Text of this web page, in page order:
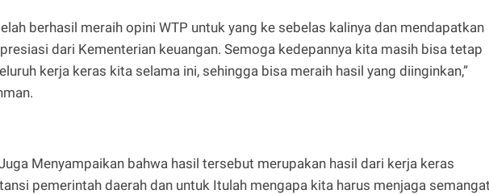
berhasil meraih opini WTP untuk yang ke sebelas kalinya dan mendapatkan
dari Kementerian keuangan. Semoga kedepannya kita masih bisa tetap
kerja keras kita selama ini, sehingga bisa meraih hasil yang diinginkan,”
Menyampaikan bahwa hasil tersebut merupakan hasil dari kerja keras
pemerintah daerah dan untuk Itulah mengapa kita harus menjaga